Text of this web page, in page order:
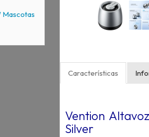
Características
Vention
Silver